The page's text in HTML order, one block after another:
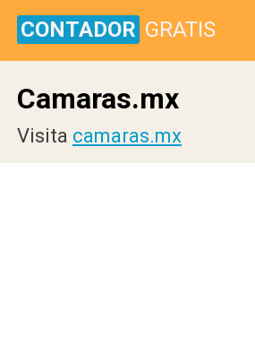
CONTADOR GRATIS
Camaras.mx
Visita camaras.mx